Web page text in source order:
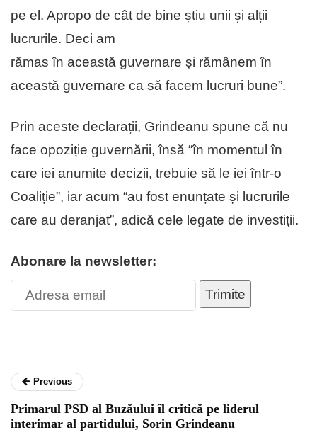
pe el. Apropo de cât de bine știu unii și alții
lucrurile. Deci am
rămas în această guvernare și rămânem în
această guvernare ca să facem lucruri bune”.
Prin aceste declarații, Grindeanu spune că nu
face opoziție guvernării, însă “în momentul în
care iei anumite decizii, trebuie să le iei într-o
Coaliție”, iar acum “au fost enunțate și lucrurile
care au deranjat”, adică cele legate de investiții.
Abonare la newsletter:
Trimite
Previous
Primarul PSD al Buzăului îl critică pe liderul
interimar al partidului, Sorin Grindeanu